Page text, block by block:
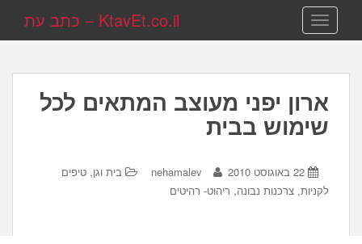
TOGGLE NAVIGATION KtavEt.co.il – כתב עת
ארון יפני מעוצב המתאים לכל
שימוש בבית
22 באוגוסט 2010 nehamalev בית וגן, טיפים
לקניות, צרכנות נבונה, ריהוט- רהיטים